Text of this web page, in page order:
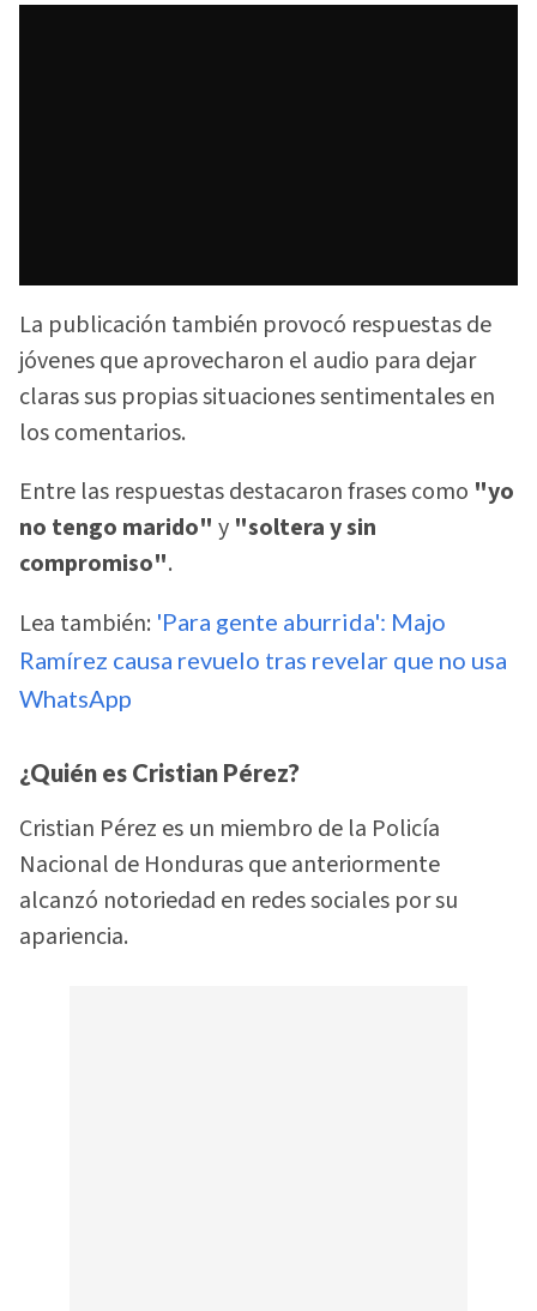
La publicación también provocó respuestas de
jóvenes que aprovecharon el audio para dejar
claras sus propias situaciones sentimentales en
los comentarios.
Entre las respuestas destacaron frases como "yo
no tengo marido" y "soltera y sin
compromiso".
Lea también: 'Para gente aburrida': Majo
Ramírez causa revuelo tras revelar que no usa
WhatsApp
¿Quién es Cristian Pérez?
Cristian Pérez es un miembro de la Policía
Nacional de Honduras que anteriormente
alcanzó notoriedad en redes sociales por su
apariencia.